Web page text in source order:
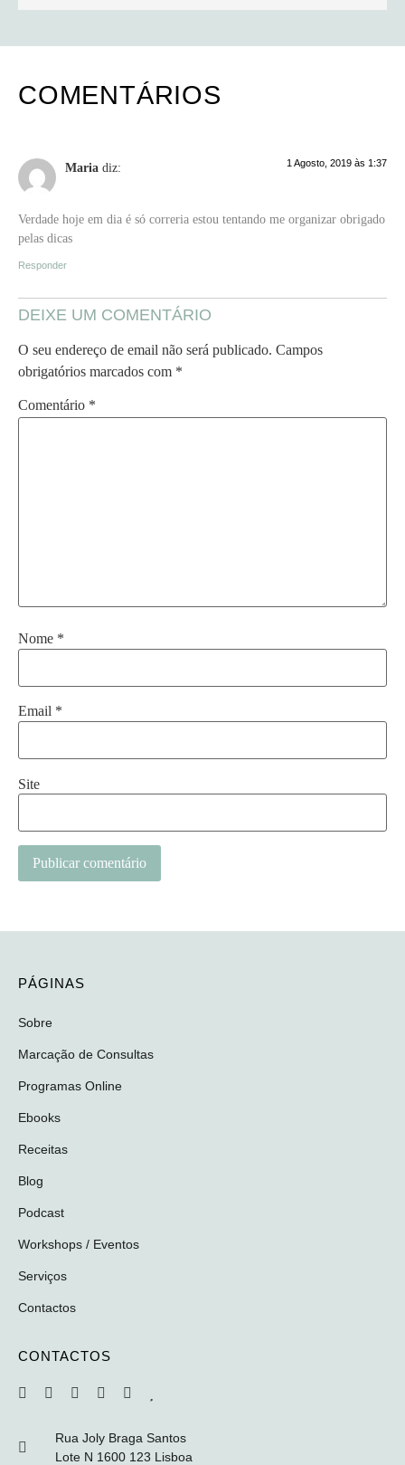
COMENTÁRIOS
Maria diz: 1 Agosto, 2019 às 1:37
Verdade hoje em dia é só correria estou tentando me organizar obrigado
pelas dicas
Responder
DEIXE UM COMENTÁRIO
O seu endereço de email não será publicado. Campos
obrigatórios marcados com *
Comentário *
Nome *
Email *
Site
PÁGINAS
Sobre
Marcação de Consultas
Programas Online
Ebooks
Receitas
Blog
Podcast
Workshops / Eventos
Serviços
Contactos
CONTACTOS
Rua Joly Braga Santos
Lote N 1600 123 Lisboa